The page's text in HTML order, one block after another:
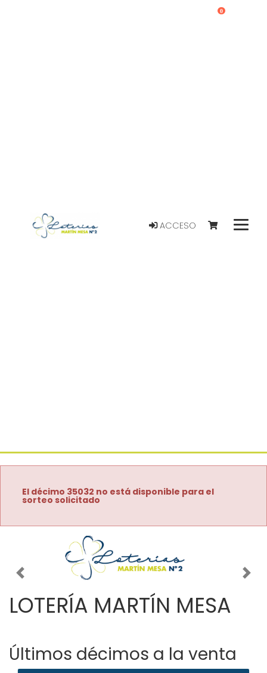
ACCESO
0
El décimo 35032 no está disponible para el
sorteo solicitado
Imagen anterior
LOTERÍA MARTÍN MESA
Últimos décimos a la venta